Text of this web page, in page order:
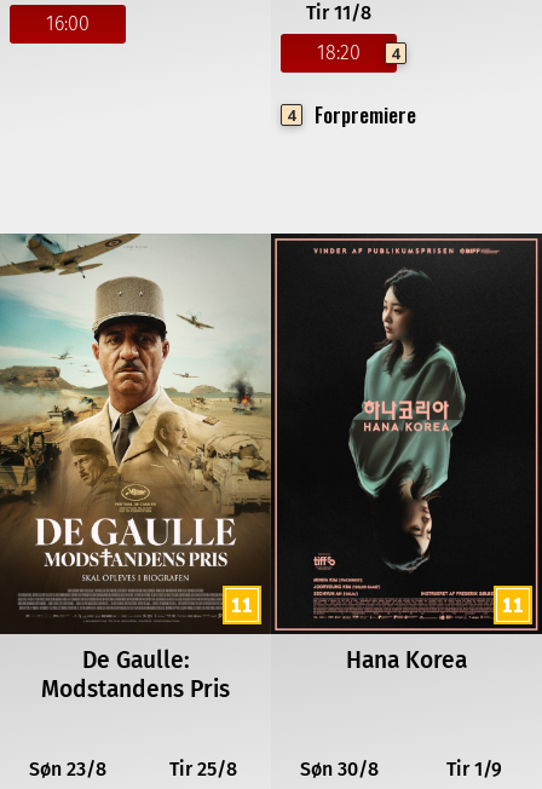
16:00
Tir 11/8
18:20
4
4 Forpremiere
De Gaulle:
Modstandens Pris
Søn 23/8
Tir 25/8
Hana Korea
Søn 30/8
Tir 1/9